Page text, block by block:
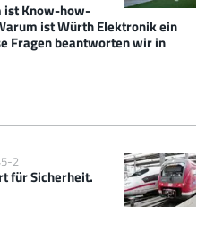
ist Know-how-
ist Würth Elektronik ein
Fragen beantworten wir in
2
für Sicherheit.